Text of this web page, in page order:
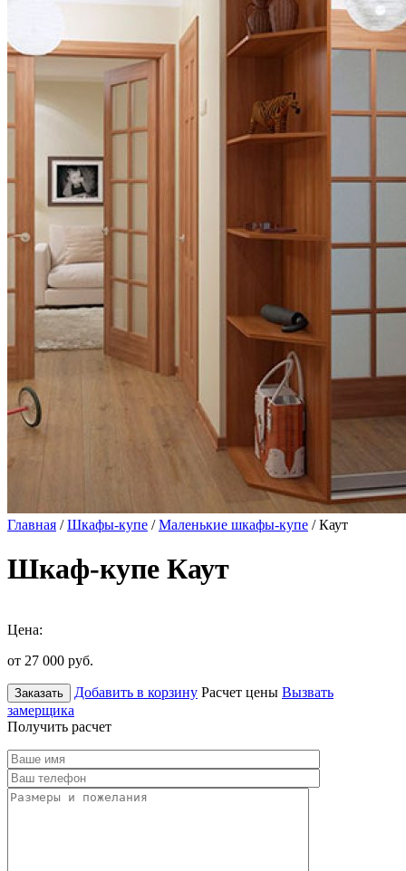
Главная /Шкафы-купе /Маленькие шкафы-купе / Каут
Шкаф-купе Каут
Цена:
от 27 000 руб.
Заказать Добавить в корзину Расчет цены Вызвать
замерщика
Получить расчет